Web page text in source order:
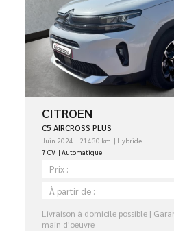
CITROEN
C5 AIRCROSS PLUS
Juin 2024 21430 km
Hybride
7 CV
Automatique
Prix :
À partir de :
Livraison à domicile possible |
main d'oeuvre